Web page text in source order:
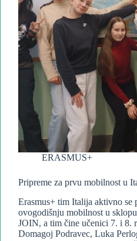
ERASMUS+
Pripreme za prvu mobilnost u
Erasmus+ tim Italija aktivno se
ovogodišnju mobilnost u
JOIN, a tim čine učenici 7. i 8.
Domagoj Podravec, Luka